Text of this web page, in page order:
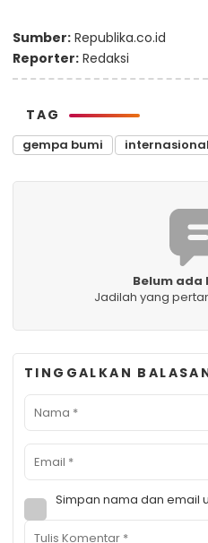
Sumber: Republika.co.id
Reporter: Redaksi
TAG
gempa bumi internasional
Belum
Jadilah yang
TINGGALKAN
Simpan nama dan email